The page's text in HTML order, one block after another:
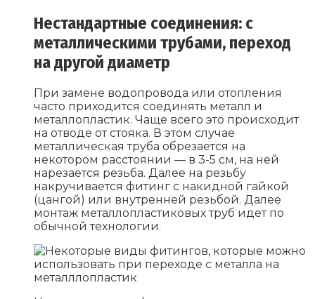
Нестандартные соединения: с
металлическими трубами, переход
на другой диаметр
При замене водопровода или отопления
часто приходится соединять металл и
металлопластик. Чаще всего это происходит
на отводе от стояка. В этом случае
металлическая труба обрезается на
некотором расстоянии — в 3-5 см, на ней
нарезается резьба. Далее на резьбу
накручивается фитинг с накидной гайкой
(цангой) или внутренней резьбой. Далее
монтаж металлопластиковых труб идет по
обычной технологии.